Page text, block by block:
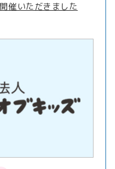
催いただきました